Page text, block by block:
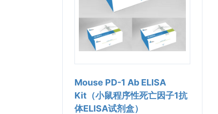
Mouse PD-1 Ab ELISA
Kit（小鼠程序性死亡因子1抗
体ELISA试剂盒）